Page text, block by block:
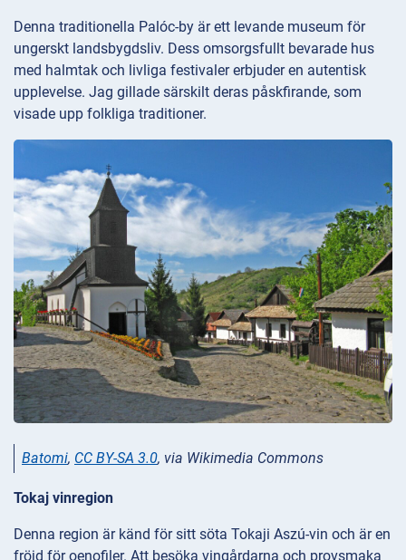
Denna traditionella Palóc-by är ett levande museum för
ungerskt landsbygdsliv. Dess omsorgsfullt bevarade hus
med halmtak och livliga festivaler erbjuder en autentisk
upplevelse. Jag gillade särskilt deras påskfirande, som
visade upp folkliga traditioner.
Batomi, CC BY-SA 3.0, via Wikimedia Commons
Tokaj vinregion
Denna region är känd för sitt söta Tokaji Aszú-vin och är en
fröjd för oenofiler. Att besöka vingårdarna och provsmaka